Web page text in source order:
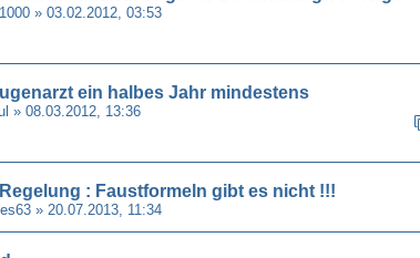
» 03.02.2012, 03:53
ein halbes Jahr mindestens
» 08.03.2012, 13:36
: Faustformeln gibt es nicht !!!
» 20.07.2013, 11:34